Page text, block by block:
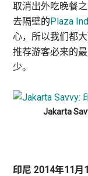
取消出外吃晚餐
去隔壁的Plaza
心，所以我们都
推荐游客必来的
少。
Jakarta
印尼 2014年11月